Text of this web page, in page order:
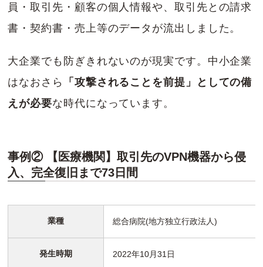
員・取引先・顧客の個人情報や、取引先との請求
書・契約書・売上等のデータが流出しました。
大企業でも防ぎきれないのが現実です。中小企業
はなおさら
「攻撃されることを前提」としての備
えが必要な時代になっています。
事例② 【医療機関】取引先のVPN機器から侵
入、完全復旧まで73日間
業種 総合病院(地方独立行政法人)
発生時期 2022年10月31日